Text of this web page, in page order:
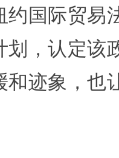
约国际贸易
划，认定该
和迹象，也